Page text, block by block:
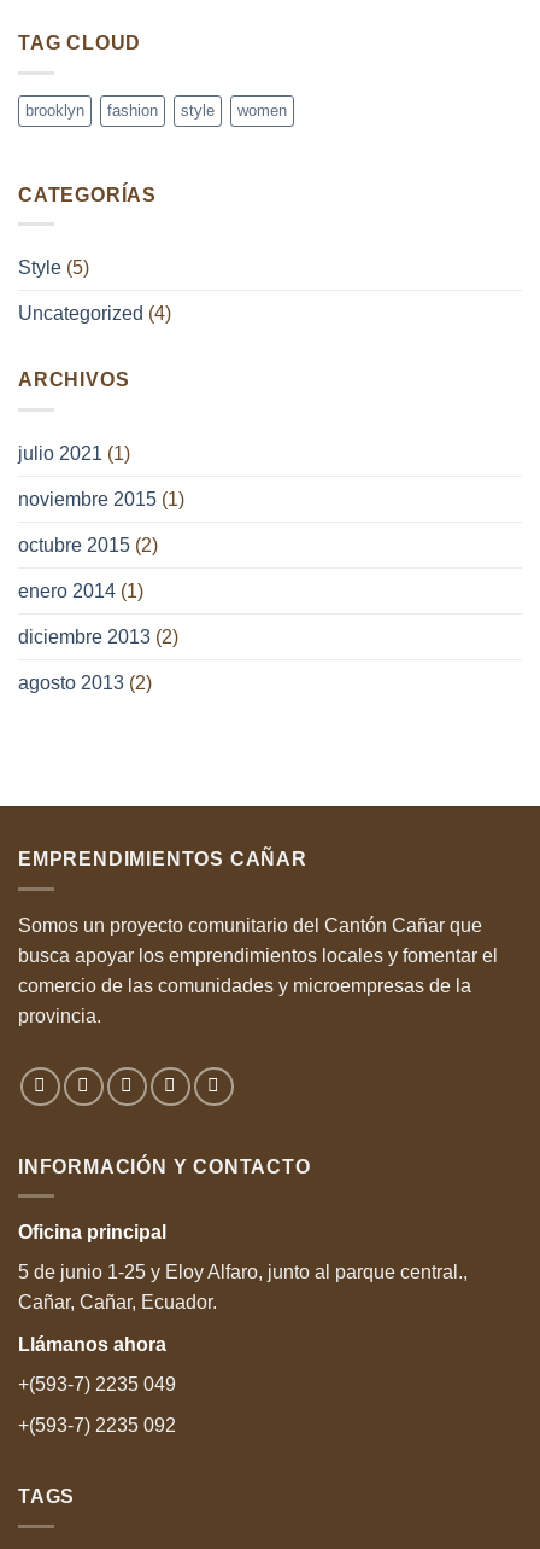
TAG CLOUD
brooklyn fashion style women
CATEGORÍAS
Style (5)
Uncategorized (4)
ARCHIVOS
julio 2021 (1)
noviembre 2015 (1)
octubre 2015 (2)
enero 2014 (1)
diciembre 2013 (2)
agosto 2013 (2)
EMPRENDIMIENTOS CAÑAR
Somos un proyecto comunitario del Cantón Cañar que
busca apoyar los emprendimientos locales y fomentar el
comercio de las comunidades y microempresas de la
provincia.
INFORMACIÓN Y CONTACTO
Oficina principal
5 de junio 1-25 y Eloy Alfaro, junto al parque central.,
Cañar, Cañar, Ecuador.
Llámanos ahora
+(593-7) 2235 049
+(593-7) 2235 092
TAGS